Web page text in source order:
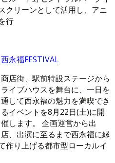
クリーンとして活用し、アニ
行
西永福FESTIVAL
商店街、駅前特設ステージから
ライブハウスを舞台に、一日を
通して西永福の魅力を満喫でき
るイベントを8月22日(土)に開
催します。 企画運営から出
店、出演に至るまで西永福に縁
作り上げる都市型ローカルイ